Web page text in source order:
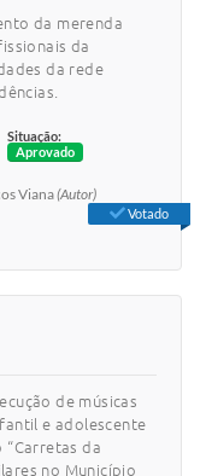
da merenda
da
da rede
Situação:
Aprovado
Viana(Autor)
Votado
de músicas
e adolescente
“Carretas da
no Município